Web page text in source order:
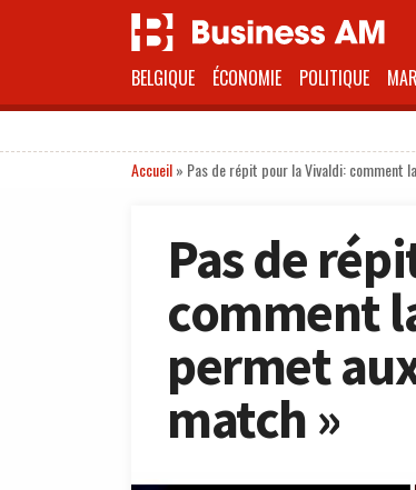
BELGIQUE ÉCONOMIE POLITIQUE
Accueil» Pas de répit pour la Vivaldi: comment
Pas de
comment
permet
match »